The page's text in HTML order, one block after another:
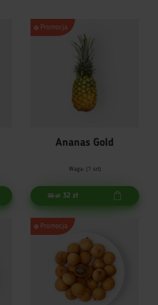
Promocja
Ananas Gold
Waga: (1 szt)
35 zł 32 zł
Promocja